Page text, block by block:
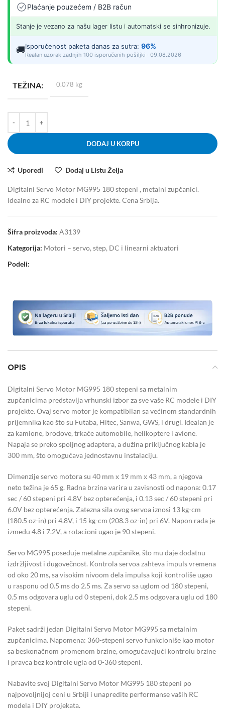
Plaćanje pouzećem / B2B račun
Stanje je vezano za našu lager listu i automatski se sinhronizuje.
🚚Isporučenost paketa danas za sutra: 96%
Realan uzorak zadnjih 100 isporučenih pošiljki · 09.08.2026
TEŽINA 0.078 kg
DODAJ U KORPU
Uporedi Dodaj u Listu Želja
Digitalni Servo Motor MG995 180 stepeni , metalni zupčanici.
Idealno za RC modele i DIY projekte. Cena Srbija.
Šifra proizvoda: A3139
Kategorija: Motori – servo, step, DC i linearni aktuatori
Podeli:
OPIS
Digitalni Servo Motor MG995 180 stepeni sa metalnim
zupčanicima predstavlja vrhunski izbor za sve vaše RC modele i DIY
projekte. Ovaj servo motor je kompatibilan sa većinom standardnih
prijemnika kao što su Futaba, Hitec, Sanwa, GWS, i drugi. Idealan je
za kamione, brodove, trkaće automobile, helikoptere i avione.
Napaja se preko spoljnog adaptera, a dužina priključnog kabla je
300 mm, što omogućava jednostavnu instalaciju.
Dimenzije servo motora su 40 mm x 19 mm x 43 mm, a njegova
neto težina je 65 g. Radna brzina varira u zavisnosti od napona: 0.17
sec / 60 stepeni pri 4.8V bez opterećenja, i 0.13 sec / 60 stepeni pri
6.0V bez opterećenja. Zatezna sila ovog servoa iznosi 13 kg-cm
(180.5 oz-in) pri 4.8V, i 15 kg-cm (208.3 oz-in) pri 6V. Napon rada je
između 4.8 i 7.2V, a rotacioni ugao je 90 stepeni.
Servo MG995 poseduje metalne zupčanike, što mu daje dodatnu
izdržljivost i dugovečnost. Kontrola servoa zahteva impuls vremena
od oko 20 ms, sa visokim nivoom dela impulsa koji kontroliše ugao
u rasponu od 0.5 ms do 2.5 ms. Za servo sa uglom od 180 stepeni,
0.5 ms odgovara uglu od 0 stepeni, dok 2.5 ms odgovara uglu od 180
stepeni.
Paket sadrži jedan Digitalni Servo Motor MG995 sa metalnim
zupčanicima. Napomena: 360-stepeni servo funkcioniše kao motor
sa beskonačnom promenom brzine, omogućavajući kontrolu brzine
i pravca bez kontrole ugla od 0-360 stepeni.
Nabavite svoj Digitalni Servo Motor MG995 180 stepeni po
najpovoljnijoj ceni u Srbiji i unapredite performanse vaših RC
modela i DIY projekata.